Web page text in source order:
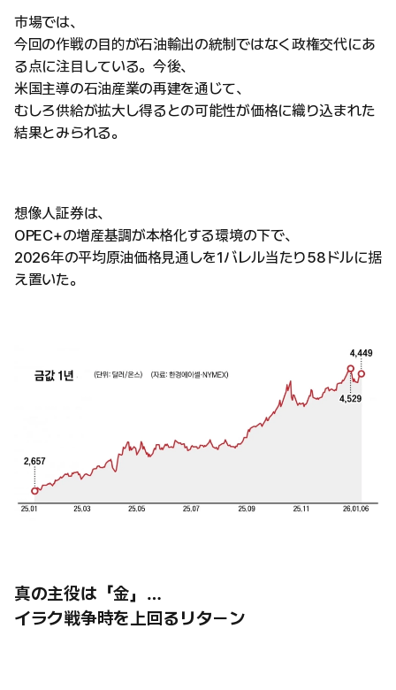
市場では、
今回の作戦の目的が石油輸出の統制ではなく政権交代にあ
る点に注目している。今後、
米国主導の石油産業の再建を通じて、
むしろ供給が拡大し得るとの可能性が価格に織り込まれた
結果とみられる。
想像人証券は、
OPEC+の増産基調が本格化する環境の下で、
2026年の平均原油価格見通しを1バレル当たり58ドルに据
え置いた。
真の主役は「金」…
イラク戦争時を上回るリターン